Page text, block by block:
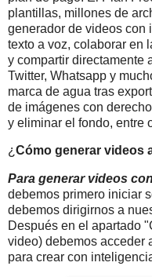
plantillas, millones de
generador de videos con
texto a voz, colaborar en
y compartir directamente
Twitter, Whatsapp y
marca de agua tras
de imágenes con
y eliminar el fondo, entre
¿ Cómo generar videos
Para generar videos
debemos primero iniciar
debemos dirigirnos a
Después en el apartado
video) debemos acceder
para crear con